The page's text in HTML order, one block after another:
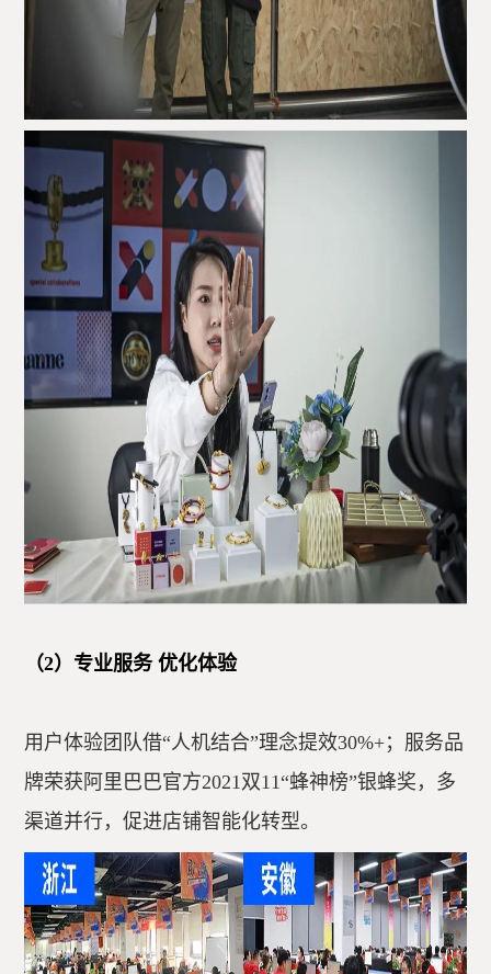
（2）专业服务 优化体验
用户体验团队借“人机结合”理念提效30%+；服务品
牌荣获阿里巴巴官方2021双11“蜂神榜”银蜂奖，多
渠道并行，促进店铺智能化转型。